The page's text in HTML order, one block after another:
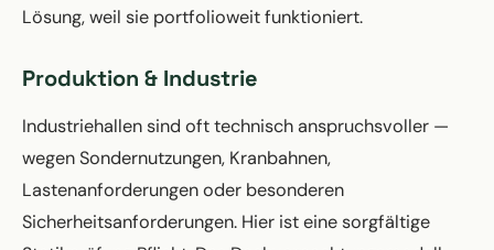
Lösung, weil sie portfolioweit funktioniert.
Produktion & Industrie
Industriehallen sind oft technisch anspruchsvoller —
wegen Sondernutzungen, Kranbahnen,
Lastenanforderungen oder besonderen
Sicherheitsanforderungen. Hier ist eine sorgfältige